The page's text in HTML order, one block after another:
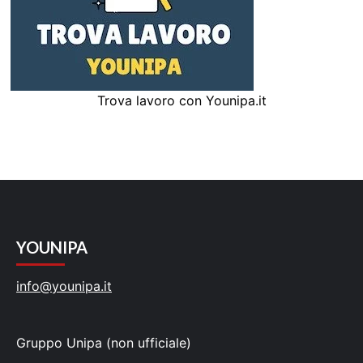
Trova lavoro con Younipa.it
YOUNIPA
info@younipa.it
Gruppo Unipa (non ufficiale)